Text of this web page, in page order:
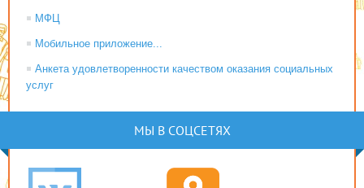
МФЦ
Мобильное приложение...
Анкета удовлетворенности качеством оказания социальных
услуг
МЫ В СОЦСЕТЯХ